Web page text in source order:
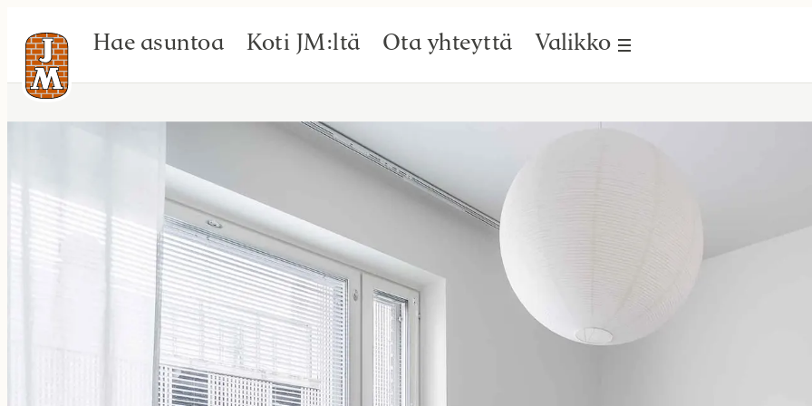
Hae asuntoa Koti JM:ltä Ota yhteyttä Valikko